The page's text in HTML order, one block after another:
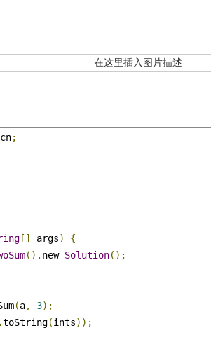
cn;
[] args)
{
(). new Solution();
(a, 3);
.toString(ints));